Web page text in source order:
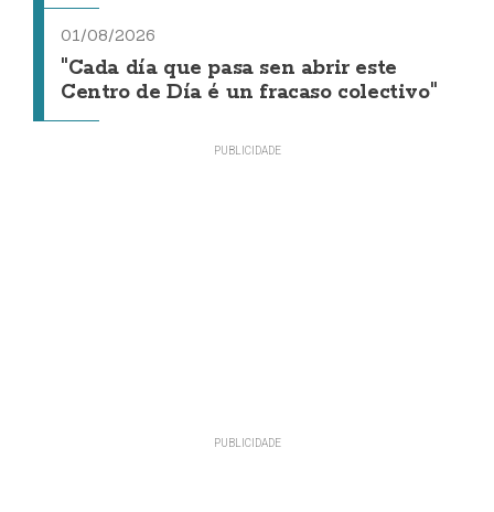
01/08/2026
"Cada día que pasa sen abrir este
Centro de Día é un fracaso colectivo"